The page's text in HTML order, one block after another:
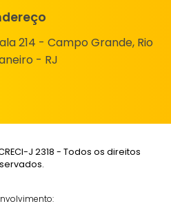
214 - Campo Grande, Rio
- RJ
J 2318 - Todos os direitos